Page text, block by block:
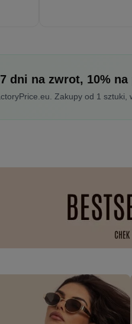
dni na zwrot, 10% na
Zakupy od 1 sztuki,